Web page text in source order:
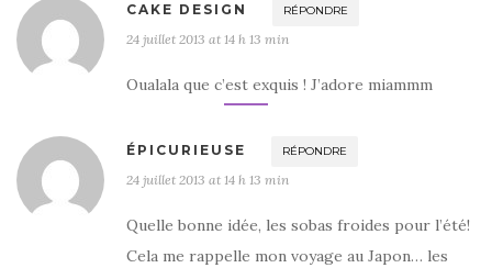
CAKE DESIGN RÉPONDRE
24 juillet 2013 at 14 h 13 min
Oualala que c’est exquis ! J’adore miammm
ÉPICURIEUSE RÉPONDRE
24 juillet 2013 at 14 h 13 min
Quelle bonne idée, les sobas froides pour l’été!
Cela me rappelle mon voyage au Japon… les